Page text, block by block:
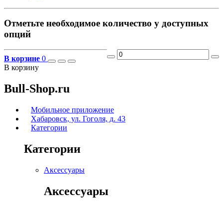
Отметьте необходимое количество у доступных
опций
В корзине 0
В корзину
Bull-Shop.ru
Мобильное приложение
Хабаровск, ул. Гоголя, д. 43
Категории
Категории
Аксессуары
Аксессуары